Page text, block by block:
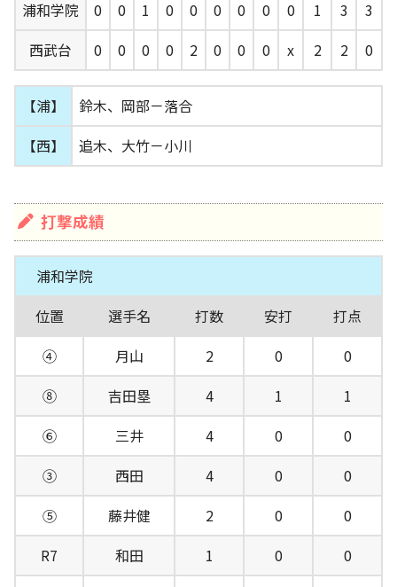
浦和学院
0 0 1 0 0 0 0 0 0 1 3
3
西武台
0 0 0 0 2 0 0 0 x 2 2 0
【浦】
鈴木、岡部－落合
【西】
追木、大竹－小川
打撃成績
浦和学院
位置
選手名 打数 安打
打点
④
月山 2 0
0
⑧
吉田塁 4 1
1
⑥
三井 4 0
0
③
西田 4 0
0
⑤
藤井健 2 0
0
R7
和田 1 0
0